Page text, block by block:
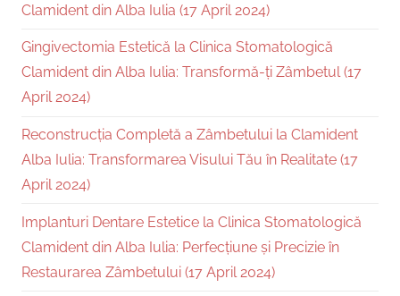
Clamident din Alba Iulia (17 April 2024)
Gingivectomia Estetică la Clinica Stomatologică
Clamident din Alba Iulia: Transformă-ți Zâmbetul (17
April 2024)
Reconstrucția Completă a Zâmbetului la Clamident
Alba Iulia: Transformarea Visului Tău în Realitate (17
April 2024)
Implanturi Dentare Estetice la Clinica Stomatologică
Clamident din Alba Iulia: Perfecțiune și Precizie în
Restaurarea Zâmbetului (17 April 2024)